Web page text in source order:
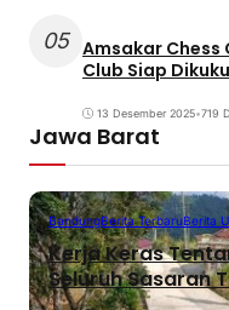
05 Amsakar Chess
Club Siap
13 Desember 2025•719
Jawa Barat
BandungBerita TerbaruBerita
Kerja Keras
Seluruh Sasaran